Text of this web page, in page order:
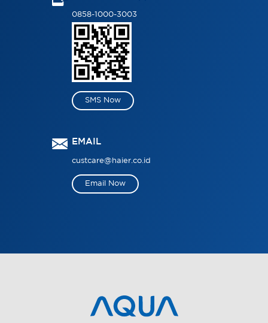
0858-1000-3003
SMS Now
EMAIL
custcare@haier.co.id
Email Now